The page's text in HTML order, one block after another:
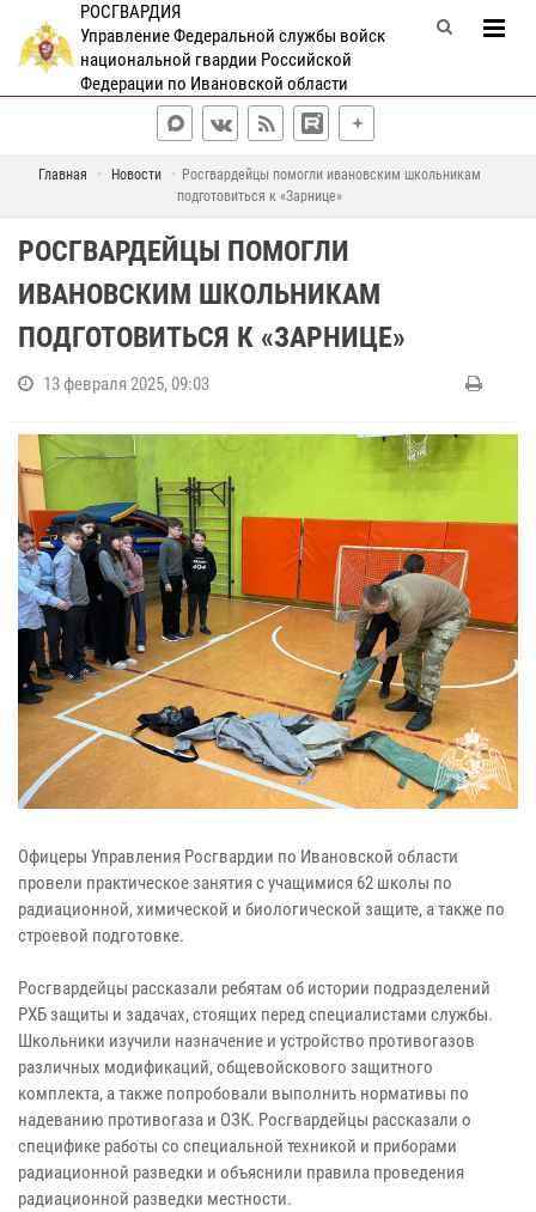
РОСГВАРДИЯ
Управление Федеральной службы войск
национальной гвардии Российской
Федерации по Ивановской области
Главная Новости
Росгвардейцы помогли ивановским школьникам
подготовиться к «Зарнице»
РОСГВАРДЕЙЦЫ ПОМОГЛИ
ИВАНОВСКИМ ШКОЛЬНИКАМ
ПОДГОТОВИТЬСЯ К «ЗАРНИЦЕ»
13 февраля 2025, 09:03
Офицеры Управления Росгвардии по Ивановской области
провели практическое занятия с учащимися 62 школы по
радиационной, химической и биологической защите, а также по
строевой подготовке.
Росгвардейцы рассказали ребятам об истории подразделений
РХБ защиты и задачах, стоящих перед специалистами службы.
Школьники изучили назначение и устройство противогазов
различных модификаций, общевойскового защитного
комплекта, а также попробовали выполнить нормативы по
надеванию противогаза и ОЗК. Росгвардейцы рассказали о
специфике работы со специальной техникой и приборами
радиационной разведки и объяснили правила проведения
радиационной разведки местности.